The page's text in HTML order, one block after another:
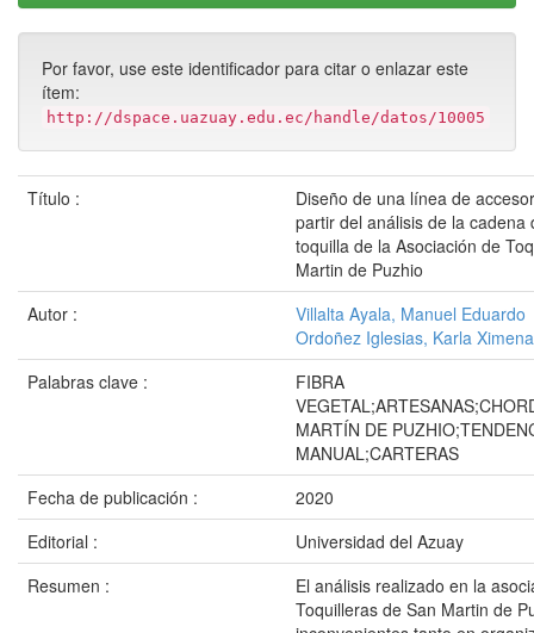
Por favor, use este identificador para citar o enlazar este
ítem:
http://dspace.uazuay.edu.ec/handle/datos/10005
Título :
Diseño de una línea de
partir del análisis de la cadena
toquilla de la Asociación de
Martin de Puzhio
Autor :
Villalta Ayala, Manuel Eduardo
Ordoñez Iglesias, Karla Ximena
Palabras clave :
FIBRA
MARTÍN DE
MANUAL;CARTERAS
Fecha de publicación :
2020
Editorial :
Universidad del Azuay
Resumen :
El análisis realizado en la
Toquilleras de San Martin de